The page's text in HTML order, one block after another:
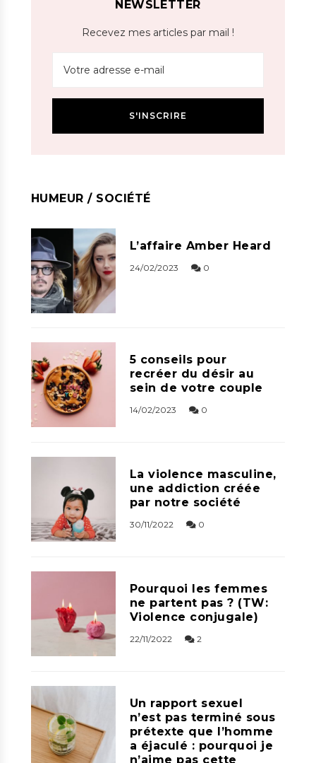
NEWSLETTER
Recevez mes articles par mail !
HUMEUR / SOCIÉTÉ
L’affaire Amber Heard
24/02/2023 0
5 conseils pour
recréer du désir au
sein de votre couple
14/02/2023 0
La violence masculine,
une addiction créée
par notre société
30/11/2022 0
Pourquoi les femmes
ne partent pas ? (TW:
Violence conjugale)
22/11/2022 2
Un rapport sexuel
n’est pas terminé sous
prétexte que l’homme
a éjaculé : pourquoi je
n’aime pas cette